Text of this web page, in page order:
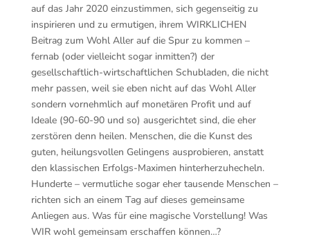
auf das Jahr 2020 einzustimmen, sich gegenseitig zu
inspirieren und zu ermutigen, ihrem WIRKLICHEN
Beitrag zum Wohl Aller auf die Spur zu kommen –
fernab (oder vielleicht sogar inmitten?) der
gesellschaftlich-wirtschaftlichen Schubladen, die nicht
mehr passen, weil sie eben nicht auf das Wohl Aller
sondern vornehmlich auf monetären Profit und auf
Ideale (90-60-90 und so) ausgerichtet sind, die eher
zerstören denn heilen. Menschen, die die Kunst des
guten, heilungsvollen Gelingens ausprobieren, anstatt
den klassischen Erfolgs-Maximen hinterherzuhecheln.
Hunderte – vermutliche sogar eher tausende Menschen –
richten sich an einem Tag auf dieses gemeinsame
Anliegen aus. Was für eine magische Vorstellung! Was
WIR wohl gemeinsam erschaffen können…?